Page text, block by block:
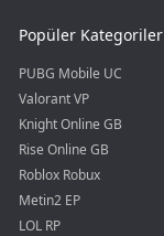
Popüler Kategoriler
PUBG Mobile UC
Valorant VP
Knight Online GB
Rise Online GB
Roblox Robux
Metin2 EP
LOL RP